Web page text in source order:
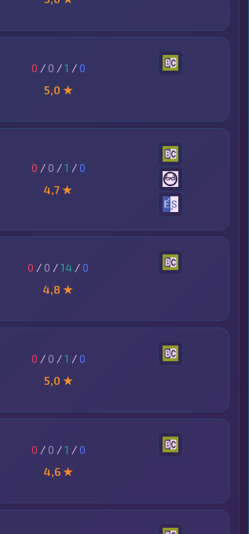
0 / 0 /1 /0
5,0 ★
0 / 0 /1 /0
4,7 ★
0 / 0 /14 /0
4,8 ★
0 / 0 /1 /0
5,0 ★
0 / 0 /1 /0
4,6 ★